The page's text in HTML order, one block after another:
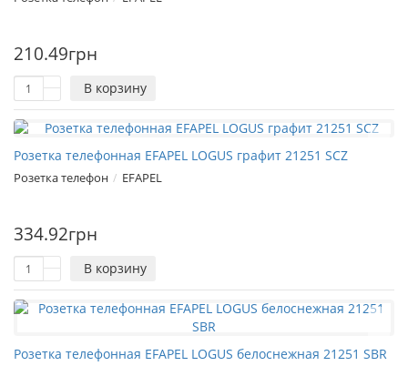
210.49грн
В корзину
Розетка телефонная EFAPEL LOGUS графит 21251 SCZ
Розетка телефон EFAPEL
334.92грн
В корзину
Розетка телефонная EFAPEL LOGUS белоснежная 21251 SBR